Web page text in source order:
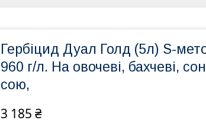
Гербіцид Дуал Голд (5л) S-
960 г/л. На овочеві, бахчеві,
сою,
3 185 ₴